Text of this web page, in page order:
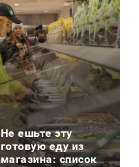
Не ешьте эту
готовую еду из
магазина: список